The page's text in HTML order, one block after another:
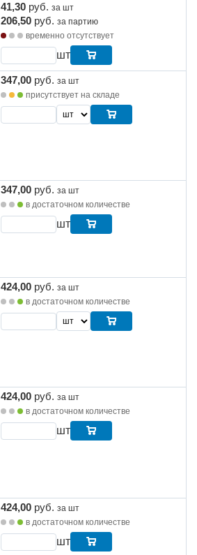
41,30 руб. за шт
206,50 руб. за партию
временно отсутствует
шт
347,00 руб. за шт
присутствует на складе
347,00 руб. за шт
в достаточном количестве
шт
424,00 руб. за шт
в достаточном количестве
424,00 руб. за шт
в достаточном количестве
шт
424,00 руб. за шт
в достаточном количестве
шт